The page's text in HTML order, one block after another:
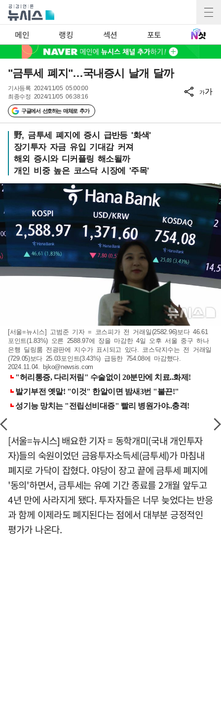
메인 랭킹 섹션 포토
"금투세 폐지"…국내증시 날개 달까
기사등록 2024/11/05 05:00:00
최종수정 2024/11/05 06:38:16
구글에서 선호하는 매체로 추가
가가
野, 금투세 폐지에 증시 급반등 '화색'
장기투자 자금 유입 기대감 커져
해외 증시와 디커플링 해소될까
개인 비중 높은 코스닥 시장에 '주목'
[서울=뉴시스] 고범준 기자 = 코스피가 전 거래일(2582.96)보다 46.61
포인트(1.83%) 오른 2588.97에 장을 마감한 4일 오후 서울 중구 하나
은행 딜링룸 전광판에 지수가 표시되고 있다. 코스닥지수는 전 거래일
(729.05)보다 25.03포인트(3.43%) 급등한 754.08에 마감했다.
2024.11.04. bjko@newsis.com
[서울=뉴시스] 배요한 기자 = 동학개미(국내 개인투자
자)들의 숙원이었던 금융투자소득세(금투세)가 마침내
폐지로 가닥이 잡혔다. 야당이 장고 끝에 금투세 폐지에
'동의'하면서, 금투세는 유예 기간 종료를 2개월 앞두고
4년 만에 사라지게 됐다. 투자자들은 너무 늦었다는 반응
과 함께 이제라도 폐지된다는 점에서 대부분 긍정적인
평가가 나온다.